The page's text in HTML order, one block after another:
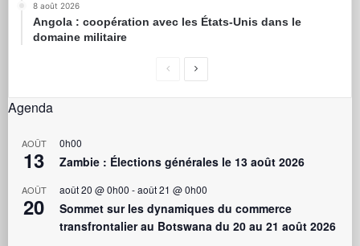
8 août 2026
Angola : coopération avec les États-Unis dans le
domaine militaire
Agenda
AOÛT
13
0h00
Zambie : Élections générales le 13 août 2026
AOÛT
20
août 20 @ 0h00 -août 21 @ 0h00
Sommet sur les dynamiques du commerce
transfrontalier au Botswana du 20 au 21 août 2026